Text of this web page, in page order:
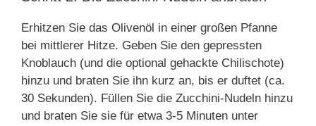
Erhitzen Sie das Olivenöl in einer großen Pfanne
bei mittlerer Hitze. Geben Sie den gepressten
Knoblauch (und die optional gehackte Chilischote)
hinzu und braten Sie ihn kurz an, bis er duftet (ca.
30 Sekunden). Füllen Sie die Zucchini-Nudeln hinzu
und braten Sie sie für etwa 3-5 Minuten unter